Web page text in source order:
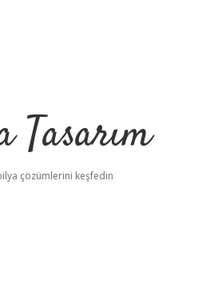
Tasarım
çözümlerini keşfedin